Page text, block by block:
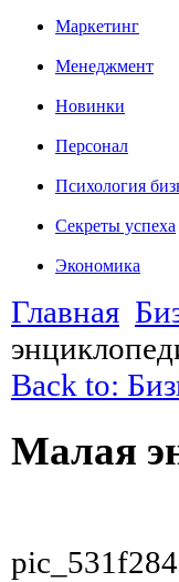
Маркетинг
Менеджмент
Новинки
Персонал
Психология
Секреты успеха
Экономика
Главная
Back to:
Малая